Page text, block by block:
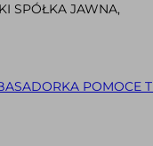
SPÓŁKA JAWNA,
POMOCE